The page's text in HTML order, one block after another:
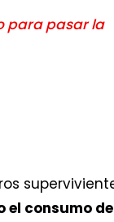
para pasar la
el consumo